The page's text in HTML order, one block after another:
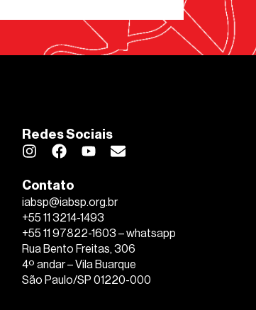
Redes Sociais
Contato
iabsp@iabsp.org.br
+55 11 3214-1493
+55 11 97822-1603 – whatsapp
Rua Bento Freitas, 306
4º andar – Vila Buarque
São Paulo/SP 01220-000